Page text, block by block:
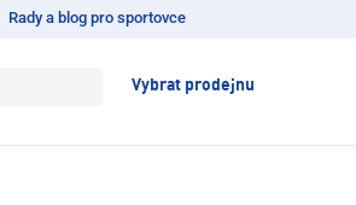
Rady a blog pro sportovce
Vybrat prodejnu